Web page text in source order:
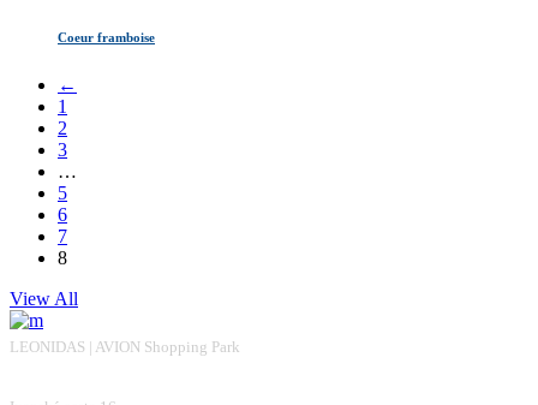
Coeur framboise
←
1
2
3
…
5
6
7
8
View All
LEONIDAS | AVION Shopping Park